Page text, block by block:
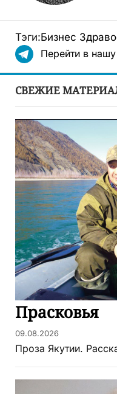
Тэги:Бизнес
Перейти в
СВЕЖИЕ
Прасковья
09.08.2026
Проза Якутии.